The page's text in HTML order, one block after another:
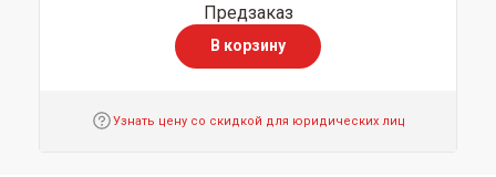
Предзаказ
В корзину
Узнать цену со скидкой для юридических лиц